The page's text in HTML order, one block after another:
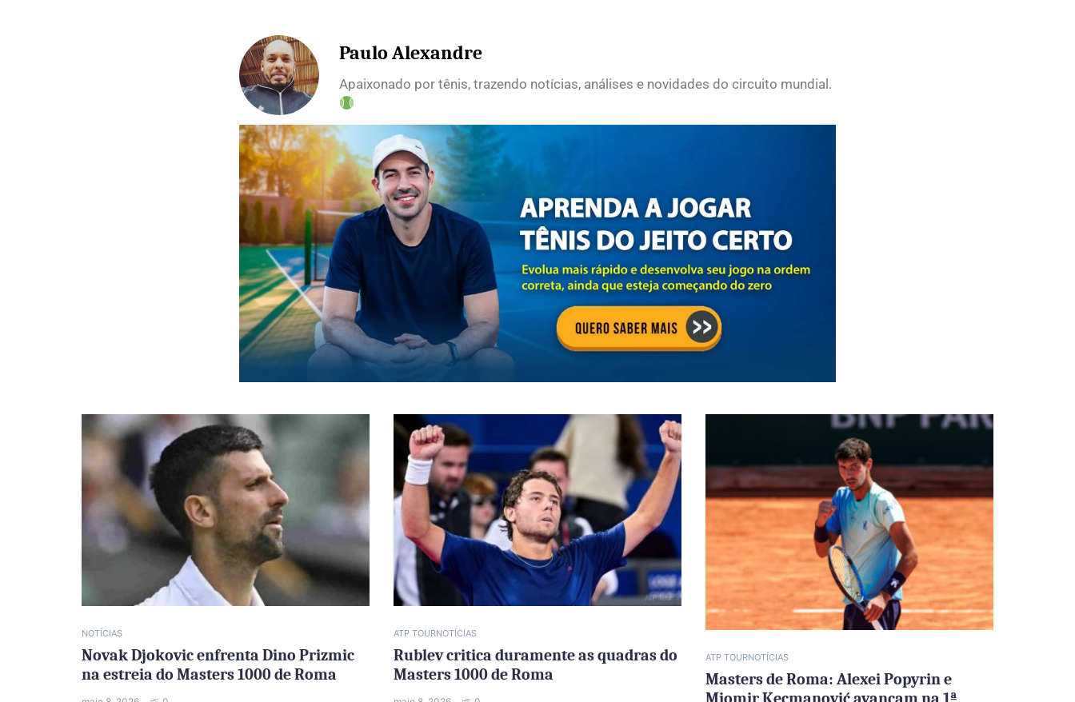
Paulo Alexandre
Apaixonado por tênis, trazendo notícias, análises e novidades do circuito mundial.
NOTÍCIAS
Novak Djokovic enfrenta Dino Prizmic
na estreia do Masters 1000 de Roma
ATP TOURNOTÍCIAS
Rublev critica duramente as quadras do
Masters 1000 de Roma
ATP TOURNOTÍCIAS
Masters de Roma: Alexei Popyrin e
Miomir Kecmanović avançam na 1ª